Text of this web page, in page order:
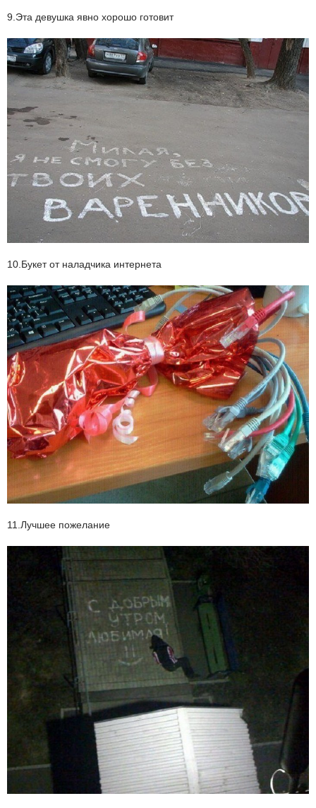
9.Эта девушка явно хорошо готовит
10.Букет от наладчика интернета
11.Лучшее пожелание